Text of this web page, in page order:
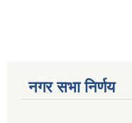
नगर सभा निर्णय